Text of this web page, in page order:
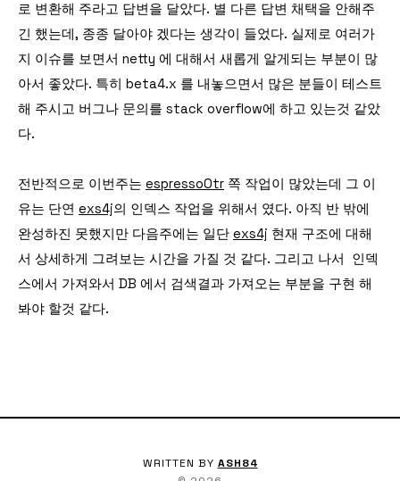
로 변환해 주라고 답변을 달았다. 별 다른 답변 채택을 안해주
긴 했는데, 종종 달아야 겠다는 생각이 들었다. 실제로 여러가
지 이슈를 보면서 netty 에 대해서 새롭게 알게되는 부분이 많
아서 좋았다. 특히 beta4.x 를 내놓으면서 많은 분들이 테스트
해 주시고 버그나 문의를 stack overflow에 하고 있는것 같았
다.
전반적으로 이번주는 espressoOtr 쪽 작업이 많았는데 그 이
유는 단연 exs4j의 인덱스 작업을 위해서 였다. 아직 반 밖에
완성하진 못했지만 다음주에는 일단 exs4j 현재 구조에 대해
서 상세하게 그려보는 시간을 가질 것 같다. 그리고 나서 인덱
스에서 가져와서 DB 에서 검색결과 가져오는 부분을 구현 해
봐야 할것 같다.
WRITTEN BY ASH84